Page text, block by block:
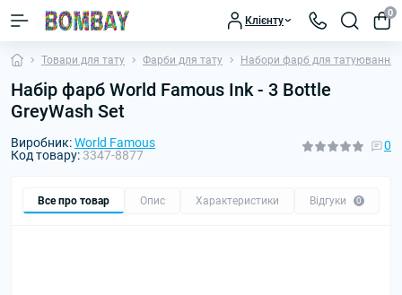
Клієнту
0
Товари для тату Фарби для тату Набори фарб для татуювання
Набір фарб World Famous Ink - 3 Bottle
GreyWash Set
Виробник:World Famous
Код товару: 3347-8877
0
Все про товар Опис Характеристики Відгуки 0